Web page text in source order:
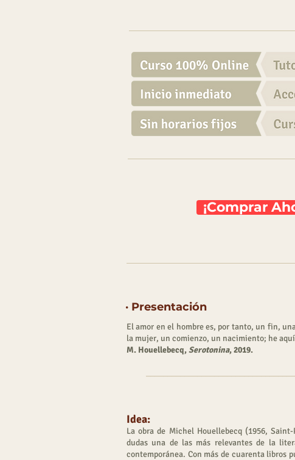
¡Comprar
· Presentación
El amor en el hombre es, por tanto, un fin,
la mujer, un comienzo, un nacimiento; he
M. Houellebecq,Serotonina, 2019.
Idea:
La obra de Michel Houellebecq (1956,
dudas una de las más relevantes de la
contemporánea. Con más de cuarenta libros